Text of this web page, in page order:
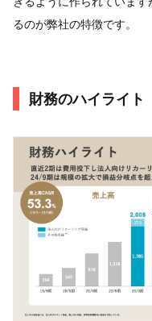
るのが弊社の特徴です。
財務のハイライト